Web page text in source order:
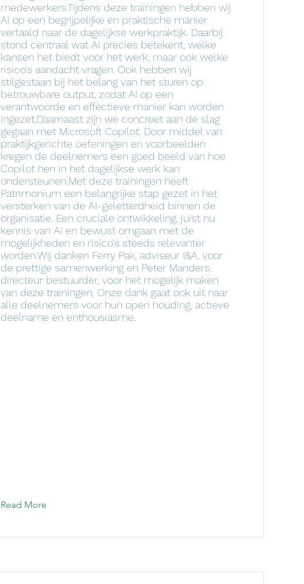
medewerkers.Tijdens deze trainingen hebben wij
AI op een begrijpelijke en praktische manier
vertaald naar de dagelijkse werkpraktijk. Daarbij
stond centraal wat AI precies betekent, welke
kansen het biedt voor het werk, maar ook welke
risico's aandacht vragen. Ook hebben wij
stilgestaan bij het belang van het sturen op
betrouwbare output, zodat AI op een
verantwoorde en effectieve manier kan worden
ingezet.Daarnaast zijn we concreet aan de slag
gegaan met Microsoft Copilot. Door middel van
praktijkgerichte oefeningen en voorbeelden
kregen de deelnemers een goed beeld van hoe
Copilot hen in het dagelijkse werk kan
ondersteunen.Met deze trainingen heeft
Patrimonium een belangrijke stap gezet in het
versterken van de AI-geletterdheid binnen de
organisatie. Een cruciale ontwikkeling, juist nu
kennis van AI en bewust omgaan met de
mogelijkheden en risico's steeds relevanter
worden.Wij danken Ferry Pak, adviseur I&A, voor
de prettige samenwerking en Peter Manders,
directeur bestuurder, voor het mogelijk maken
van deze trainingen. Onze dank gaat ook uit naar
alle deelnemers voor hun open houding, actieve
deelname en enthousiasme.
Read More